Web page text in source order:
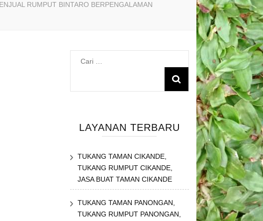
RUMPUT BINTARO BERPENGALAMAN
Cari
LAYANAN TERBARU
TUKANG TAMAN CIKANDE,
TUKANG RUMPUT CIKANDE,
JASA BUAT TAMAN CIKANDE
TUKANG TAMAN PANONGAN,
TUKANG RUMPUT PANONGAN,